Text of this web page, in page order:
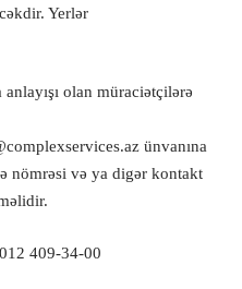
Yerlər
olan müraciətçilərə
ünvanına
nömrəsi və ya digər kontakt
409-34-00